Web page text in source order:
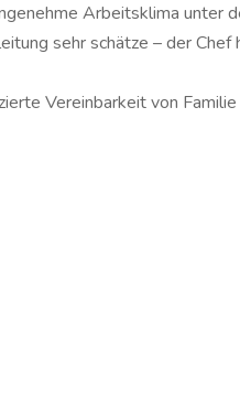
Arbeitsklima unter
sehr schätze – der Chef
Vereinbarkeit von